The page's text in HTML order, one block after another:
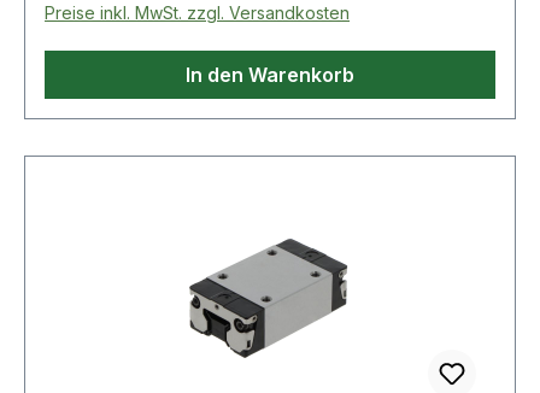
Preise inkl. MwSt. zzgl. Versandkosten
In den Warenkorb